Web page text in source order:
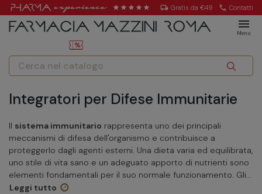
local_shipping Gratis da €49 call Contatti
menu
Menu
Integratori per Difese Immunitarie
Il sistema immunitario rappresenta uno dei principali
meccanismi di difesa dell'organismo e contribuisce a
proteggerlo dagli agenti esterni. Una dieta varia ed equilibrata,
uno stile di vita sano e un adeguato apporto di nutrienti sono
elementi fondamentali per il suo normale funzionamento. Gli...
Leggi tutto